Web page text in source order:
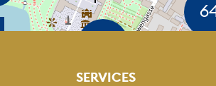
HERAUSZOOMEN
SERVICES